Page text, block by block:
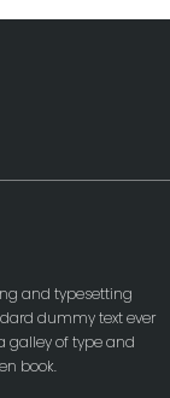
and typesetting
dummy text ever
galley of type and
book.